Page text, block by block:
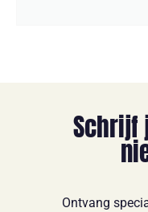
Schrijf
Ontvang